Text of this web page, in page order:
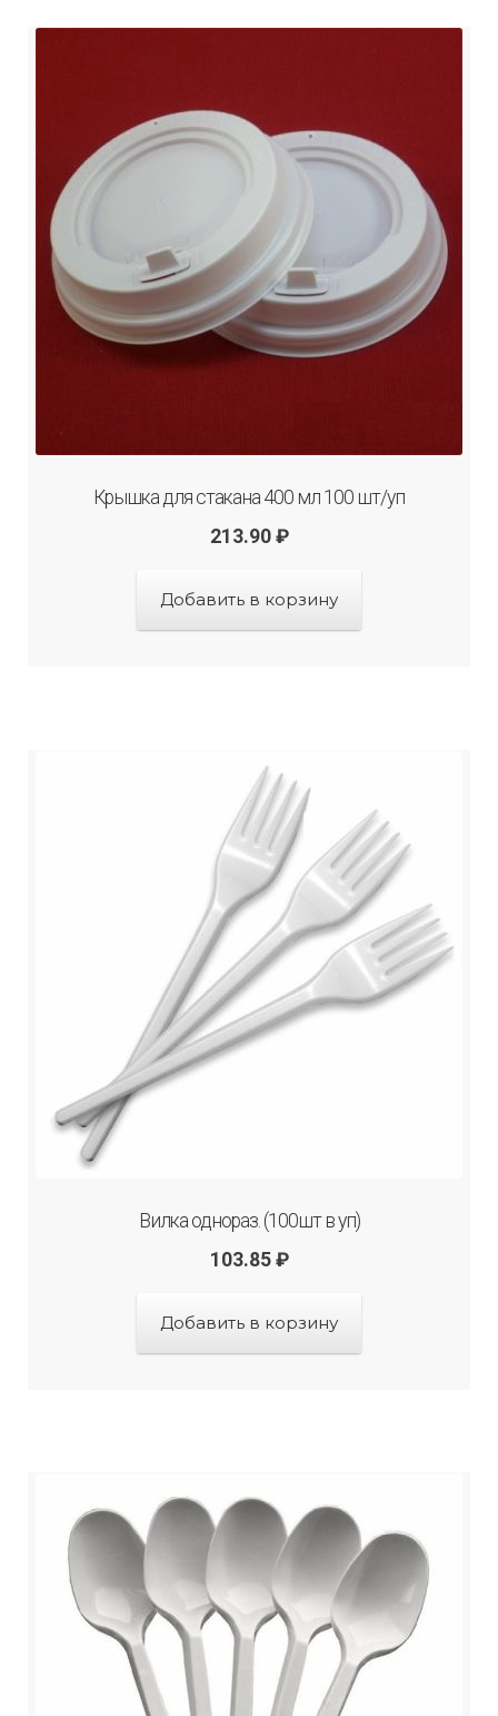
Крышка для стакана 400 мл 100 шт/уп
213.90 ₽
Добавить в корзину
Вилка однораз. (100шт в уп)
103.85 ₽
Добавить в корзину